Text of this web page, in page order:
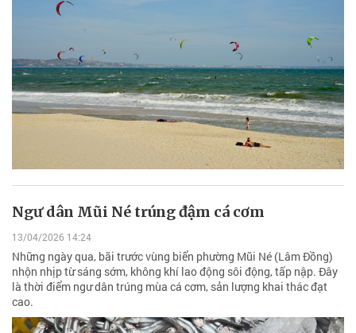
Ngư dân Mũi Né trúng đậm cá cơm
13/04/2026 14:24
Những ngày qua, bãi trước vùng biển phường Mũi Né (Lâm Đồng)
nhộn nhịp từ sáng sớm, không khí lao động sôi động, tấp nập. Đây
là thời điểm ngư dân trúng mùa cá cơm, sản lượng khai thác đạt
cao.